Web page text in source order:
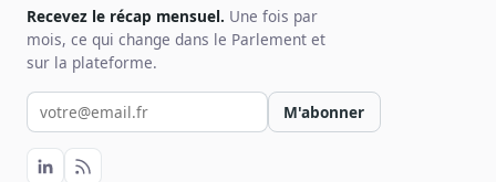
Recevez le récap mensuel. Une fois par
mois, ce qui change dans le Parlement et
sur la plateforme.
Votre email pour la newsletter
M'abonner